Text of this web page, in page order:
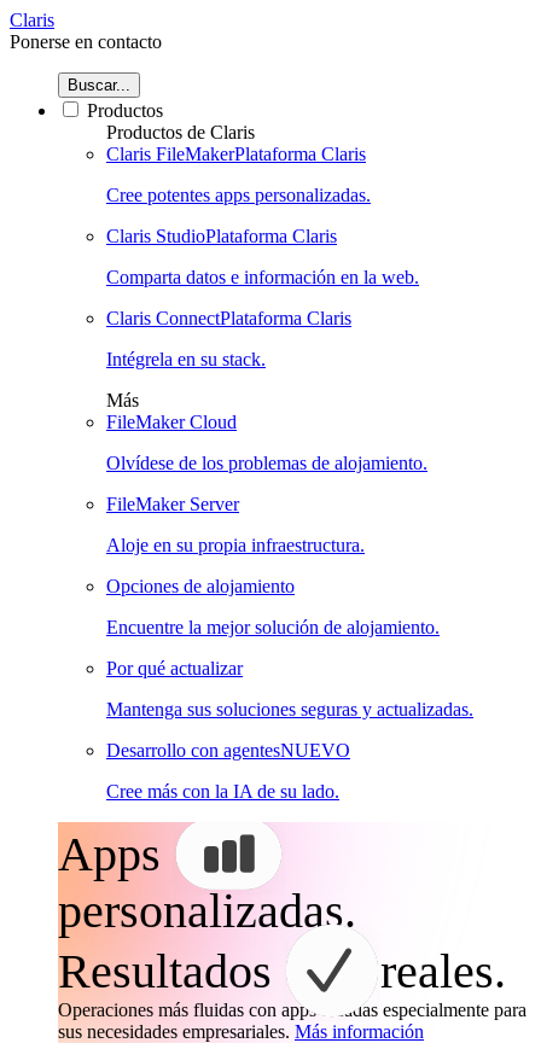
Claris
Ponerse en contacto
Buscar...
Productos
Productos de Claris
Claris FileMakerPlataforma Claris
Cree potentes apps personalizadas.
Claris StudioPlataforma Claris
Comparta datos e información en la web.
Claris ConnectPlataforma Claris
Intégrela en su stack.
Más
FileMaker Cloud
Olvídese de los problemas de alojamiento.
FileMaker Server
Aloje en su propia infraestructura.
Opciones de alojamiento
Encuentre la mejor solución de alojamiento.
Por qué actualizar
Mantenga sus soluciones seguras y actualizadas.
Desarrollo con agentesNUEVO
Cree más con la IA de su lado.
Apps
personalizadas.
Resultados
reales.
Operaciones más fluidas con apps creadas especialmente para
sus necesidades empresariales. Más información